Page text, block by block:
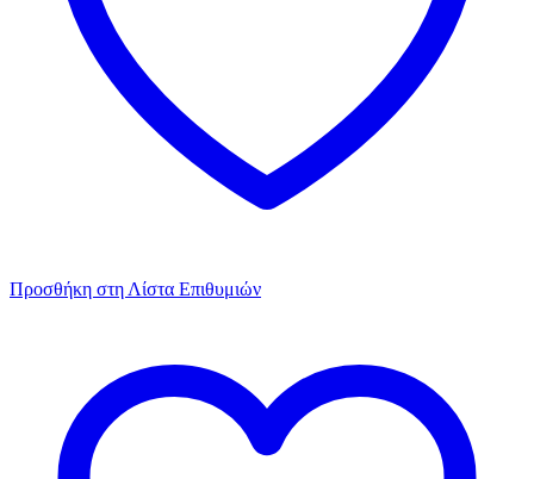
Προσθήκη στη Λίστα Επιθυμιών